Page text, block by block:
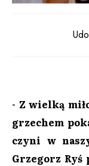
- Z wielką
grzechem
czyni w
Grzegorz Ryś